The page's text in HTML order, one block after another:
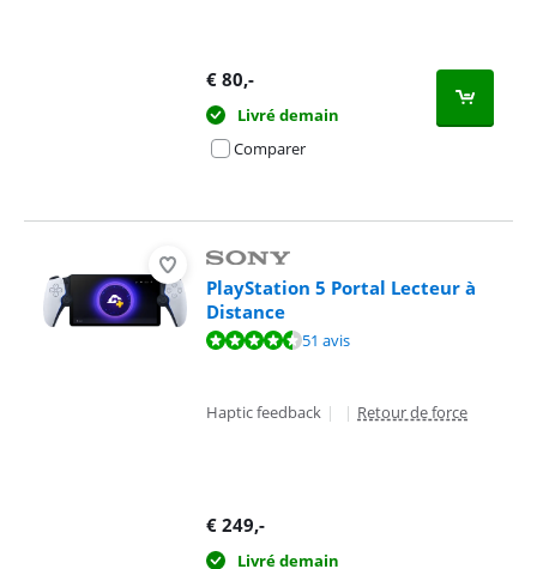
€ 80,-
Livré demain
Comparer
PlayStation 5 Portal Lecteur à
Distance
La note est de 9,2 sur 10, basée sur 51 avis.51 avis
Haptic feedback | | Retour de force
€ 249,-
Livré demain